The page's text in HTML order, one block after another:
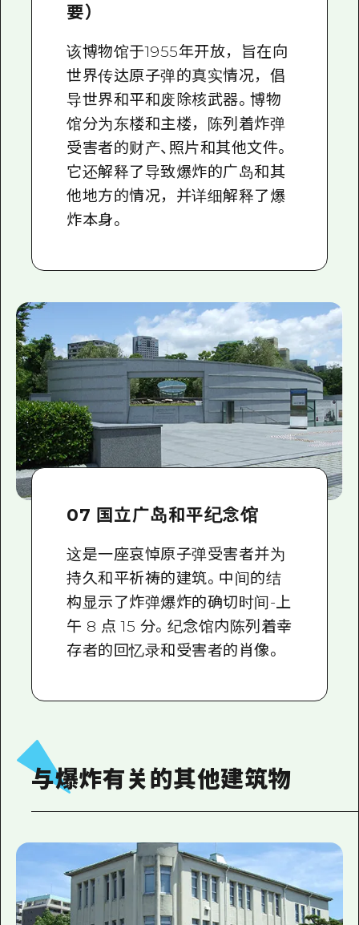
要）
该博物馆于1955年开放，旨在向
世界传达原子弹的真实情况，倡
导世界和平和废除核武器。博物
馆分为东楼和主楼，陈列着炸弹
受害者的财产、照片和其他文件。
它还解释了导致爆炸的广岛和其
他地方的情况，并详细解释了爆
炸本身。
07 国立广岛和平纪念馆
这是一座哀悼原子弹受害者并为
持久和平祈祷的建筑。中间的结
构显示了炸弹爆炸的确切时间-上
午 8 点 15 分。纪念馆内陈列着幸
存者的回忆录和受害者的肖像。
与爆炸有关的其他建筑物